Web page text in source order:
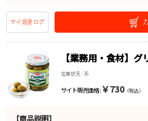
【業務用・食材】
在庫状況 : 36
サイト販売価格 : ￥730（税込）
【商品説明】